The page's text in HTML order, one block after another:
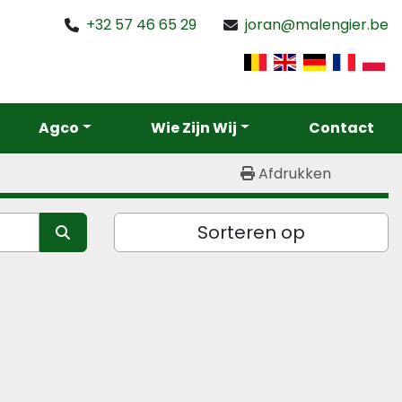
+32 57 46 65 29 joran@malengier.be
Agco Wie Zijn Wij Contact
Afdrukken
Sorteren op